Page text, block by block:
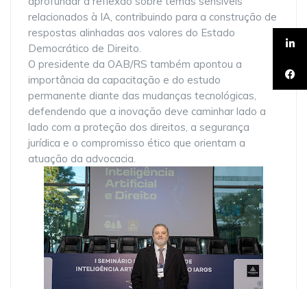
relacionados à IA, contribuindo para a construção de
respostas alinhadas aos valores do Estado
Democrático de Direito.
O presidente da OAB/RS também apontou a
importância da capacitação e do estudo
permanente diante das mudanças tecnológicas,
defendendo que a inovação deve caminhar lado a
lado com a proteção dos direitos, a segurança
jurídica e o compromisso ético que orientam a
atuação da advocacia.